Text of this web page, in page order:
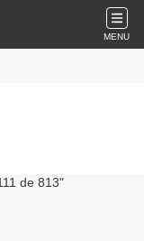
MENU